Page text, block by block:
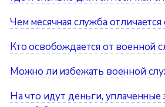
Чем месячная служба
Кто освобождается от военной
Можно ли избежать военной
На что идут деньги, уплаченные